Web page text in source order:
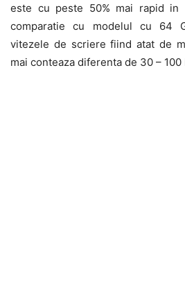
este cu peste 50% mai rapid in
comparatie cu modelul cu 64
vitezele de scriere fiind atat de
mai conteaza diferenta de 30 –